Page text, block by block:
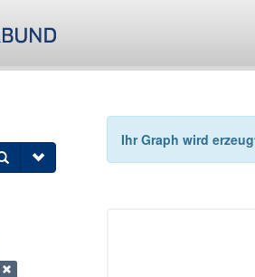
Ihr Graph wird